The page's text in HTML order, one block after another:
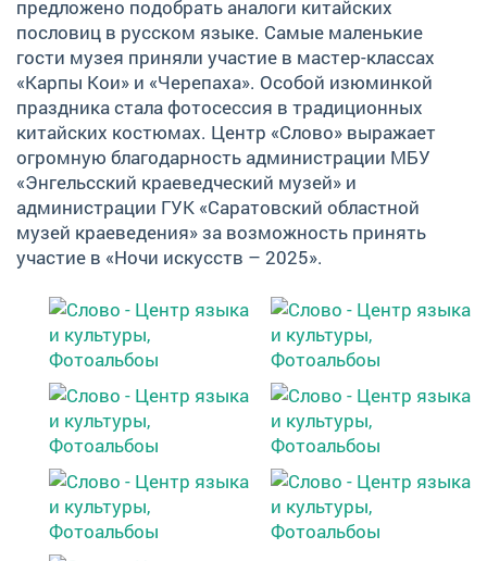
предложено подобрать аналоги китайских
пословиц в русском языке. Самые маленькие
гости музея приняли участие в мастер-классах
«Карпы Кои» и «Черепаха». Особой изюминкой
праздника стала фотосессия в традиционных
китайских костюмах. Центр «Слово» выражает
огромную благодарность администрации МБУ
«Энгельсский краеведческий музей» и
администрации ГУК «Саратовский областной
музей краеведения» за возможность принять
участие в «Ночи искусств – 2025».